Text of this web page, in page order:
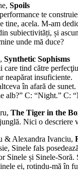
Spoils
te
tine, acela. M-am
subiectivități, și
unde mă duce?
Synthetic Sophisms
care tind către
neapărat insuficiente.
în afară de sunet.
alb?” C: “Night.” C:
The Tiger in the
Nici o descriere
& Alexandra Ivanciu,
Sinele fals
Sinele și Sinele-
ei, rotindu-mă în